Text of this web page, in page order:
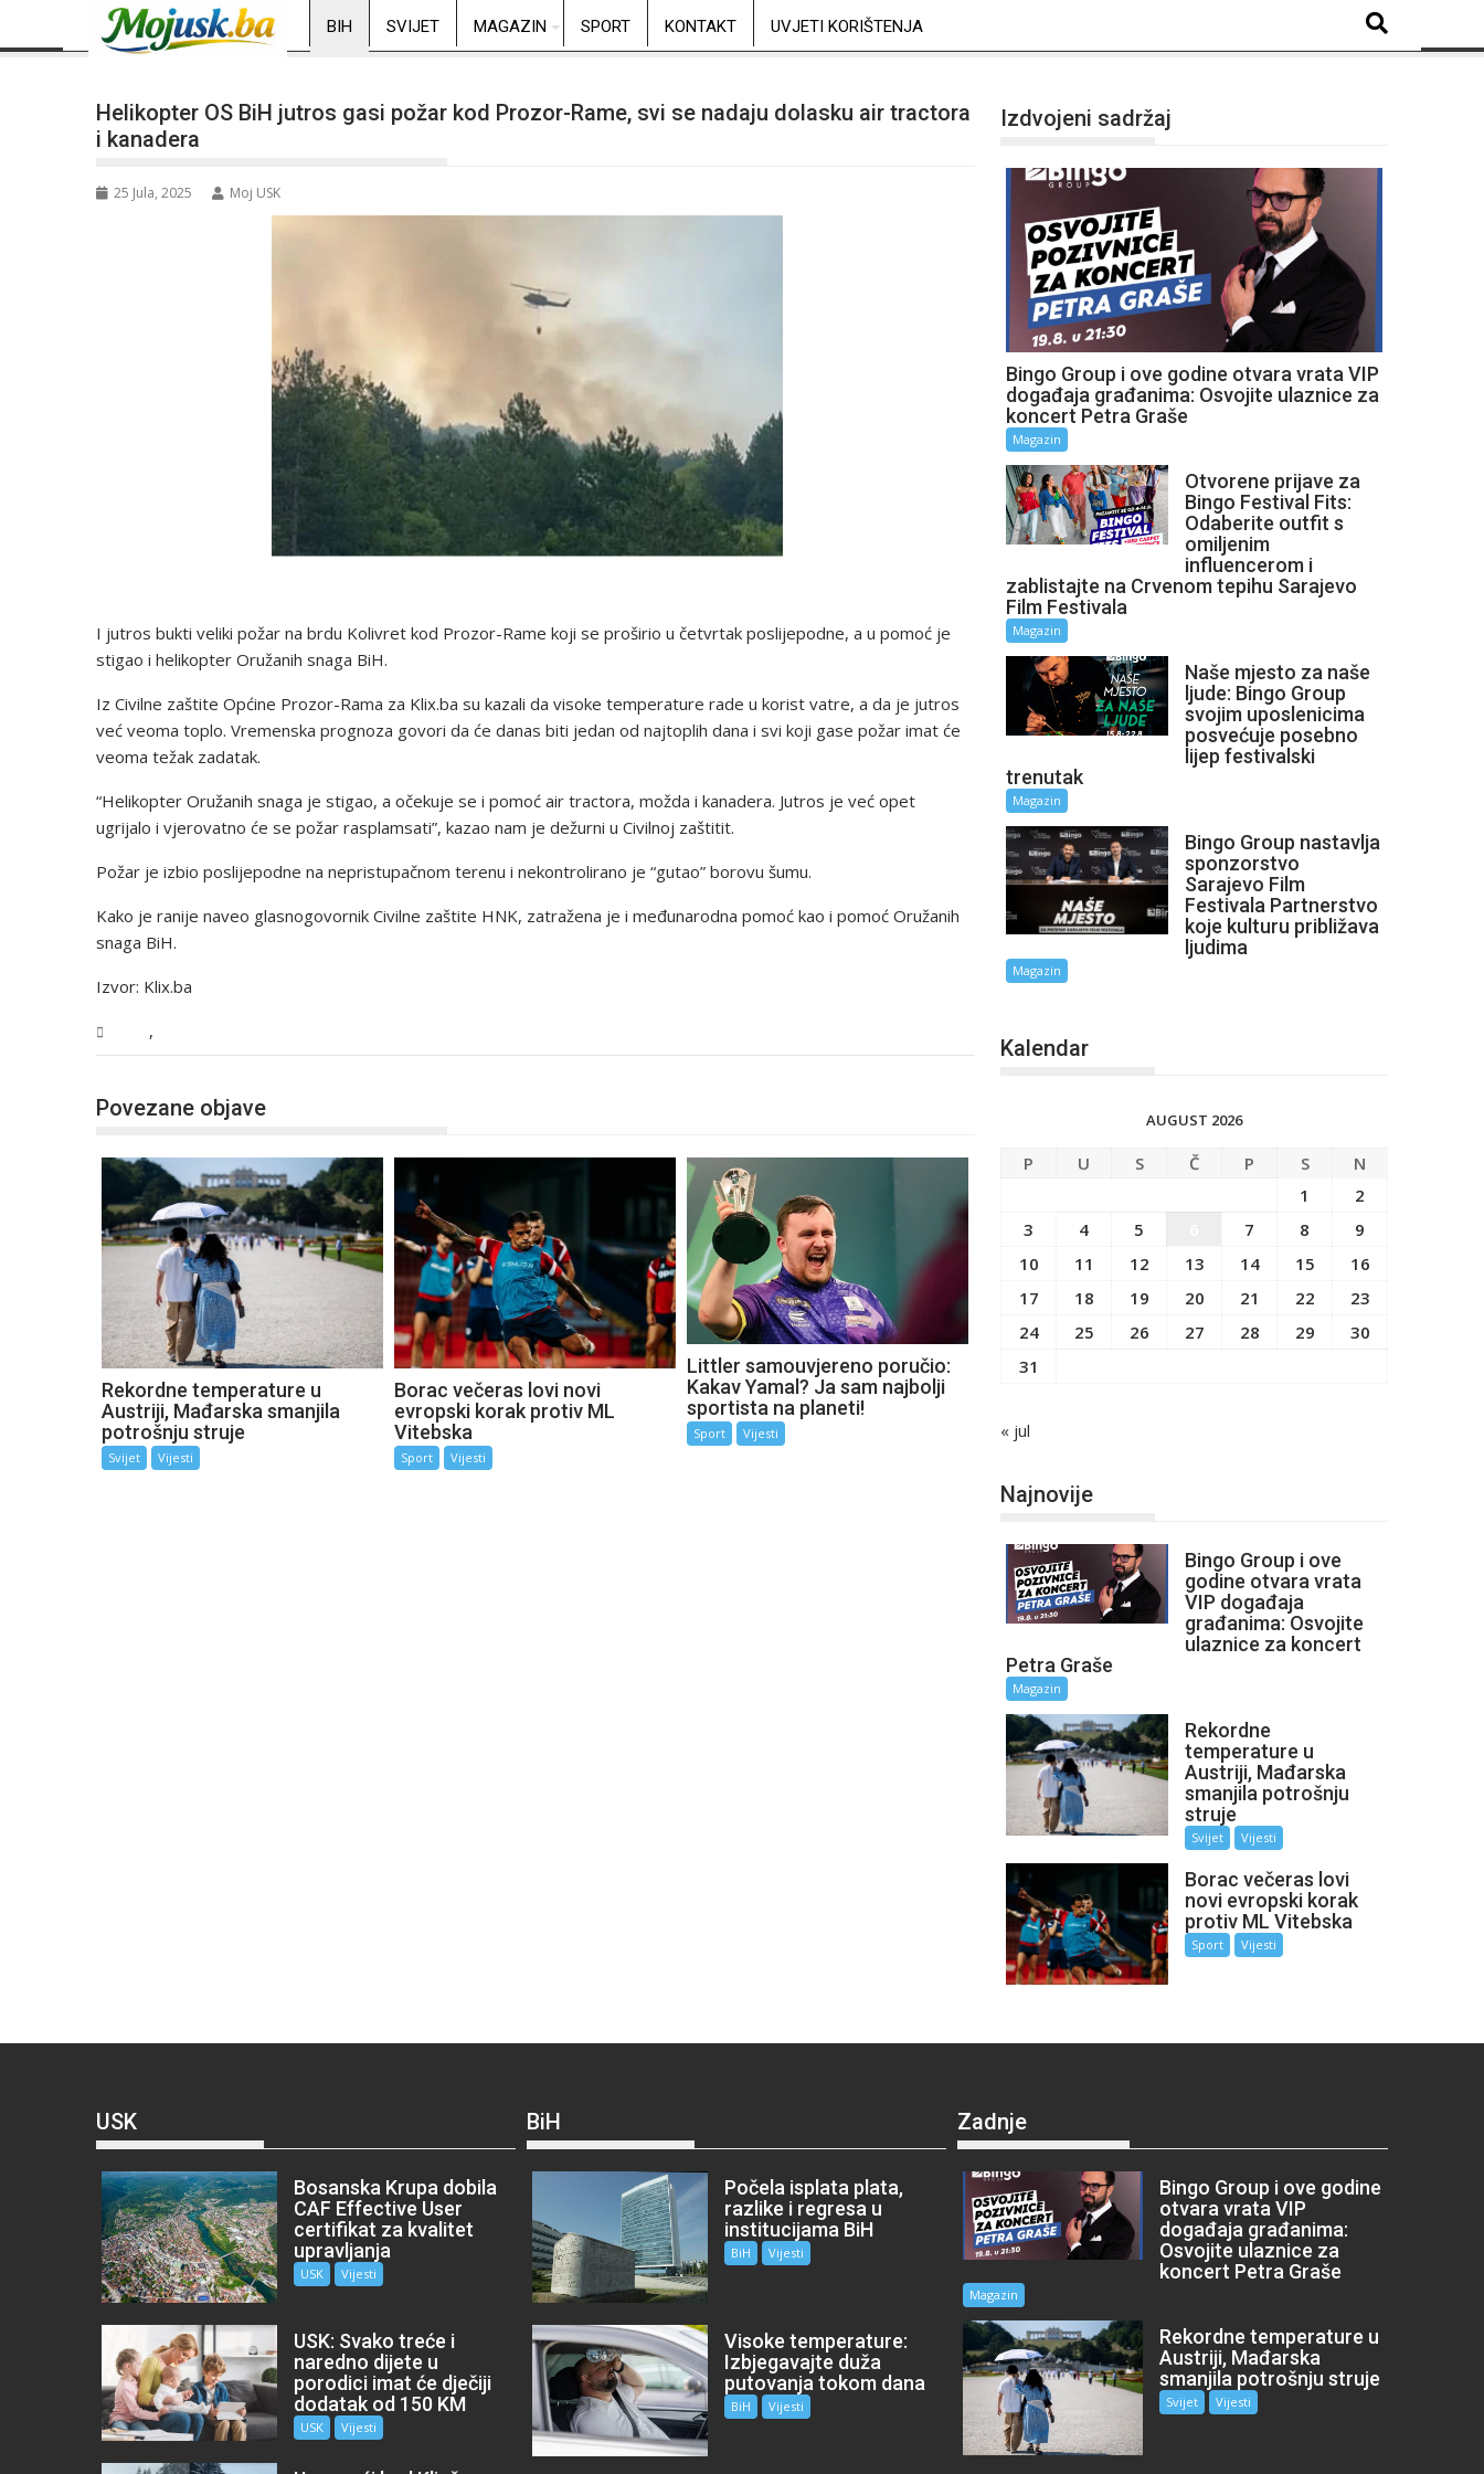
BIH SVIJET MAGAZIN SPORT KONTAKT UVJETI KORIŠTENJA
Helikopter OS BiH jutros gasi požar kod Prozor-Rame, svi se nadaju dolasku air tractora
i kanadera
25 Jula, 2025 Moj USK
I jutros bukti veliki požar na brdu Kolivret kod Prozor-Rame koji se proširio u četvrtak poslijepodne, a u pomoć je
stigao i helikopter Oružanih snaga BiH.
Iz Civilne zaštite Općine Prozor-Rama za Klix.ba su kazali da visoke temperature rade u korist vatre, a da je jutros
već veoma toplo. Vremenska prognoza govori da će danas biti jedan od najtoplih dana i svi koji gase požar imat će
veoma težak zadatak.
“Helikopter Oružanih snaga je stigao, a očekuje se i pomoć air tractora, možda i kanadera. Jutros je već opet
ugrijalo i vjerovatno će se požar rasplamsati”, kazao nam je dežurni u Civilnoj zaštitit.
Požar je izbio poslijepodne na nepristupačnom terenu i nekontrolirano je “gutao” borovu šumu.
Kako je ranije naveo glasnogovornik Civilne zaštite HNK, zatražena je i međunarodna pomoć kao i pomoć Oružanih
snaga BiH.
Izvor: Klix.ba
,
Povezane objave
Rekordne temperature u
Austriji, Mađarska smanjila
potrošnju struje
Svijet Vijesti
Borac večeras lovi novi
evropski korak protiv ML
Vitebska
Sport Vijesti
Littler samouvjereno poručio:
Kakav Yamal? Ja sam najbolji
sportista na planeti!
Sport Vijesti
Izdvojeni sadržaj
Bingo Group i ove godine otvara vrata VIP
događaja građanima: Osvojite ulaznice za
koncert Petra Graše
Magazin
Otvorene prijave za
Bingo Festival Fits:
Odaberite outfit s
omiljenim
influencerom i
zablistajte na Crvenom tepihu Sarajevo
Film Festivala
Magazin
Naše mjesto za naše
ljude: Bingo Group
svojim uposlenicima
posvećuje posebno
lijep festivalski
trenutak
Magazin
Bingo Group nastavlja
sponzorstvo
Sarajevo Film
Festivala Partnerstvo
koje kulturu približava
ljudima
Magazin
Kalendar
AUGUST 2026
P U S Č P S
N
1
2
3
4 5 7 8
9
10
11 12 13 14 15
16
17
18 19 20 21 22
23
24
25 26 27 28 29
30
31
« jul
Najnovije
Bingo Group i ove
godine otvara vrata
VIP događaja
građanima: Osvojite
ulaznice za koncert
Petra Graše
Magazin
Rekordne
temperature u
Austriji, Mađarska
smanjila potrošnju
struje
Svijet Vijesti
Borac večeras lovi
novi evropski korak
protiv ML Vitebska
Sport Vijesti
USK
Bosanska Krupa dobila
CAF Effective User
certifikat za kvalitet
upravljanja
USK Vijesti
USK: Svako treće i
naredno dijete u
porodici imat će dječiji
dodatak od 150 KM
USK Vijesti
BiH
Počela isplata plata,
razlike i regresa u
institucijama BiH
BiH Vijesti
Visoke temperature:
Izbjegavajte duža
putovanja tokom dana
BiH Vijesti
Zadnje
Bingo Group i ove godine
otvara vrata VIP
događaja građanima:
Osvojite ulaznice za
koncert Petra Graše
Magazin
Rekordne temperature u
Austriji, Mađarska
smanjila potrošnju struje
Svijet Vijesti